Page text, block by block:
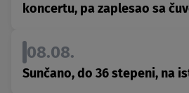
koncertu, pa zaplesao sa
08.08.
Sunčano, do 36 stepeni, na